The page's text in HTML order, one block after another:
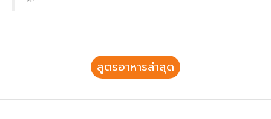
สูตรอาหารล่าสุด